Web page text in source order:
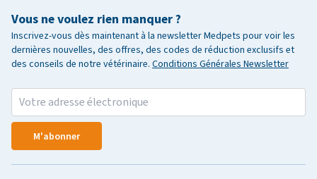
Vous ne voulez rien manquer ?
Inscrivez-vous dès maintenant à la newsletter Medpets pour voir les
dernières nouvelles, des offres, des codes de réduction exclusifs et
des conseils de notre vétérinaire. Conditions Générales Newsletter
M'abonner